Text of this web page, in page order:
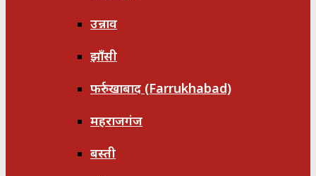
उन्नाव
झाँसी
फर्रुखाबाद (Farrukhabad)
महराजगंज
बस्ती